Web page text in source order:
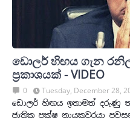
ඩොලර් හිඟය ගැන
ප්‍රකාශයක් - VIDEO
0
Tuesday, December 28,
ඩොලර් හිඟය ඉතාමත් දරුණු
ජාතික පක්ෂ නායකවරයා